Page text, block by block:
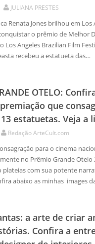
JULIANA PRESTES
Renata Jones brilhou em
o prêmio de Melhor
Los Angeles Brazilian Film
recebeu a estatueta das…
OTELO:
que
estatuetas. Veja a
Redação ArteCult.com
para o cinema
no Prêmio Grande Otelo
plateias com sua potente
abaixo as minhas images
a arte de criar
Confira a